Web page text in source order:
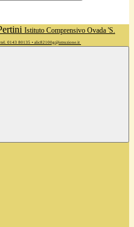
Istituto Comprensivo Ovada 'S.
tel. 0143 80135 • alic82100g@istruzione.it